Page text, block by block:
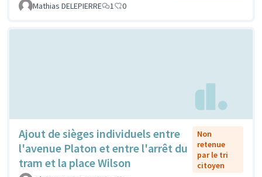
Mathias DELEPIERRE
1 0
Ajout de sièges individuels entre
l'avenue Platon et entre l'arrêt du
tram et la place Wilson
Non
retenue
par le tri
citoyen